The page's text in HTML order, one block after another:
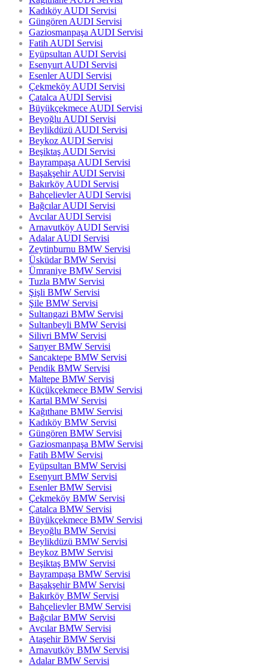
Kadıköy AUDI Servisi
Güngören AUDI Servisi
Gaziosmanpaşa AUDI Servisi
Fatih AUDI Servisi
Eyüpsultan AUDI Servisi
Esenyurt AUDI Servisi
Esenler AUDI Servisi
Çekmeköy AUDI Servisi
Çatalca AUDI Servisi
Büyükçekmece AUDI Servisi
Beyoğlu AUDI Servisi
Beylikdüzü AUDI Servisi
Beykoz AUDI Servisi
Beşiktaş AUDI Servisi
Bayrampaşa AUDI Servisi
Başakşehir AUDI Servisi
Bakırköy AUDI Servisi
Bahçelievler AUDI Servisi
Bağcılar AUDI Servisi
Avcılar AUDI Servisi
Arnavutköy AUDI Servisi
Adalar AUDI Servisi
Zeytinburnu BMW Servisi
Üsküdar BMW Servisi
Ümraniye BMW Servisi
Tuzla BMW Servisi
Şişli BMW Servisi
Şile BMW Servisi
Sultangazi BMW Servisi
Sultanbeyli BMW Servisi
Silivri BMW Servisi
Sarıyer BMW Servisi
Sancaktepe BMW Servisi
Pendik BMW Servisi
Maltepe BMW Servisi
Küçükçekmece BMW Servisi
Kartal BMW Servisi
Kağıthane BMW Servisi
Kadıköy BMW Servisi
Güngören BMW Servisi
Gaziosmanpaşa BMW Servisi
Fatih BMW Servisi
Eyüpsultan BMW Servisi
Esenyurt BMW Servisi
Esenler BMW Servisi
Çekmeköy BMW Servisi
Çatalca BMW Servisi
Büyükçekmece BMW Servisi
Beyoğlu BMW Servisi
Beylikdüzü BMW Servisi
Beykoz BMW Servisi
Beşiktaş BMW Servisi
Bayrampaşa BMW Servisi
Başakşehir BMW Servisi
Bakırköy BMW Servisi
Bahçelievler BMW Servisi
Bağcılar BMW Servisi
Avcılar BMW Servisi
Ataşehir BMW Servisi
Arnavutköy BMW Servisi
Adalar BMW Servisi